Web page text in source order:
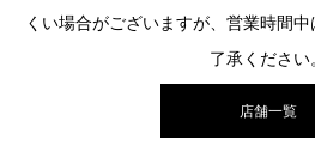
くい場合がございますが、営業時間
了承ください。
店舗一覧